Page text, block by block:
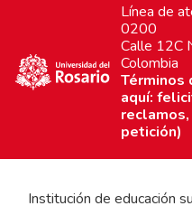
Línea de
0200
Calle 12C
Colombia
Términos
aquí:
petición)
Institución de educación